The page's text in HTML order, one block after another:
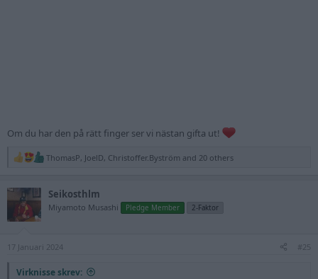
Om du har den på rätt finger ser vi nästan gifta ut!
R
c
t
o
s
ThomasP, JoelD, Christoffer.Byström and 20 others
Seikosthlm
Miyamoto Musashi Pledge Member 2-Faktor
17 Januari 2024 #25
Virknisse skrev: